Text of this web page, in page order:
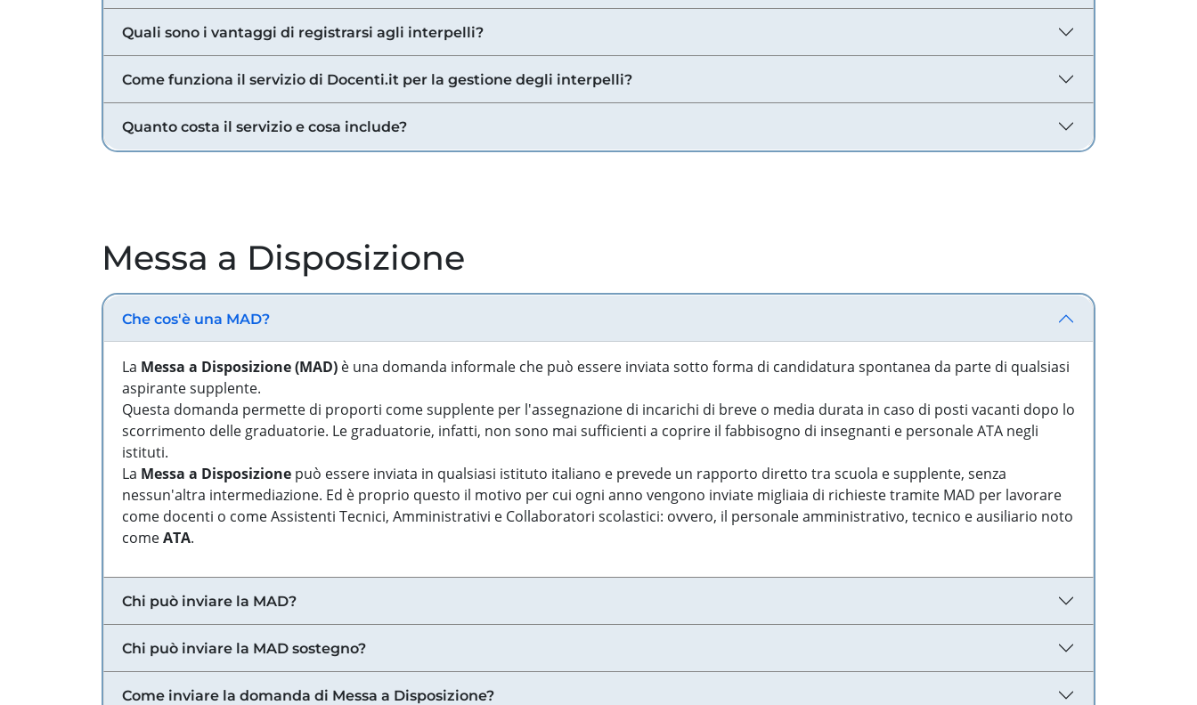
Quali sono i vantaggi di registrarsi agli interpelli?
Come funziona il servizio di Docenti.it per la gestione degli interpelli?
Quanto costa il servizio e cosa include?
Messa a Disposizione
Che cos'è una MAD?
La Messa a Disposizione (MAD) è una domanda informale che può essere inviata sotto forma di candidatura spontanea da parte di qualsiasi
aspirante supplente.
Questa domanda permette di proporti come supplente per l'assegnazione di incarichi di breve o media durata in caso di posti vacanti dopo lo
scorrimento delle graduatorie. Le graduatorie, infatti, non sono mai sufficienti a coprire il fabbisogno di insegnanti e personale ATA negli
istituti.
La Messa a Disposizione può essere inviata in qualsiasi istituto italiano e prevede un rapporto diretto tra scuola e supplente, senza
nessun'altra intermediazione. Ed è proprio questo il motivo per cui ogni anno vengono inviate migliaia di richieste tramite MAD per lavorare
come docenti o come Assistenti Tecnici, Amministrativi e Collaboratori scolastici: ovvero, il personale amministrativo, tecnico e ausiliario noto
comeATA.
Chi può inviare la MAD?
Chi può inviare la MAD sostegno?
Come inviare la domanda di Messa a Disposizione?